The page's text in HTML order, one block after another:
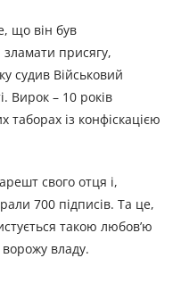
що він був
присягу,
судив Військовий
Вирок – 10 років
таборах із конфіскацією
свого отця і,
700 підписів. Та це,
такою любов’ю
владу.